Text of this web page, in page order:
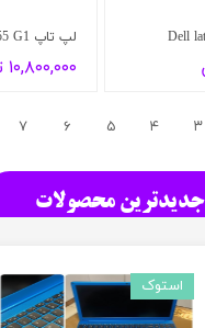
لپ تاپ HP ProBook 655 G1
۱۰,۸۰۰,۰۰۰ تومان
۳ ۴ ۵ ۶ ۷
استوک استوک استوک
جدیدترین محصولات